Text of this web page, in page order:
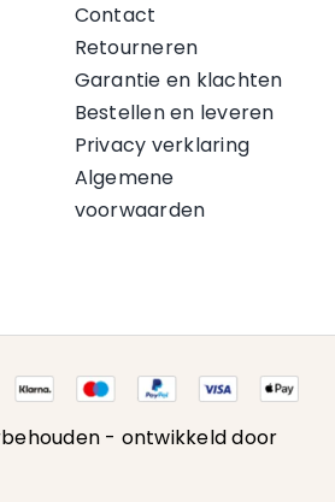
Contact
Retourneren
Garantie en klachten
Bestellen en leveren
Privacy verklaring
Algemene
voorwaarden
- ontwikkeld door